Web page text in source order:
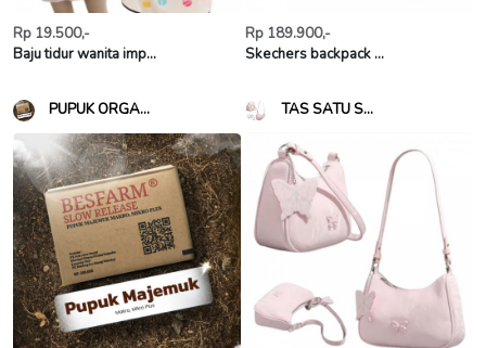
Rp 19.500,-
Baju tidur wanita imp...
Rp 189.900,-
Skechers backpack ...
PUPUK ORGA... TAS SATU S...